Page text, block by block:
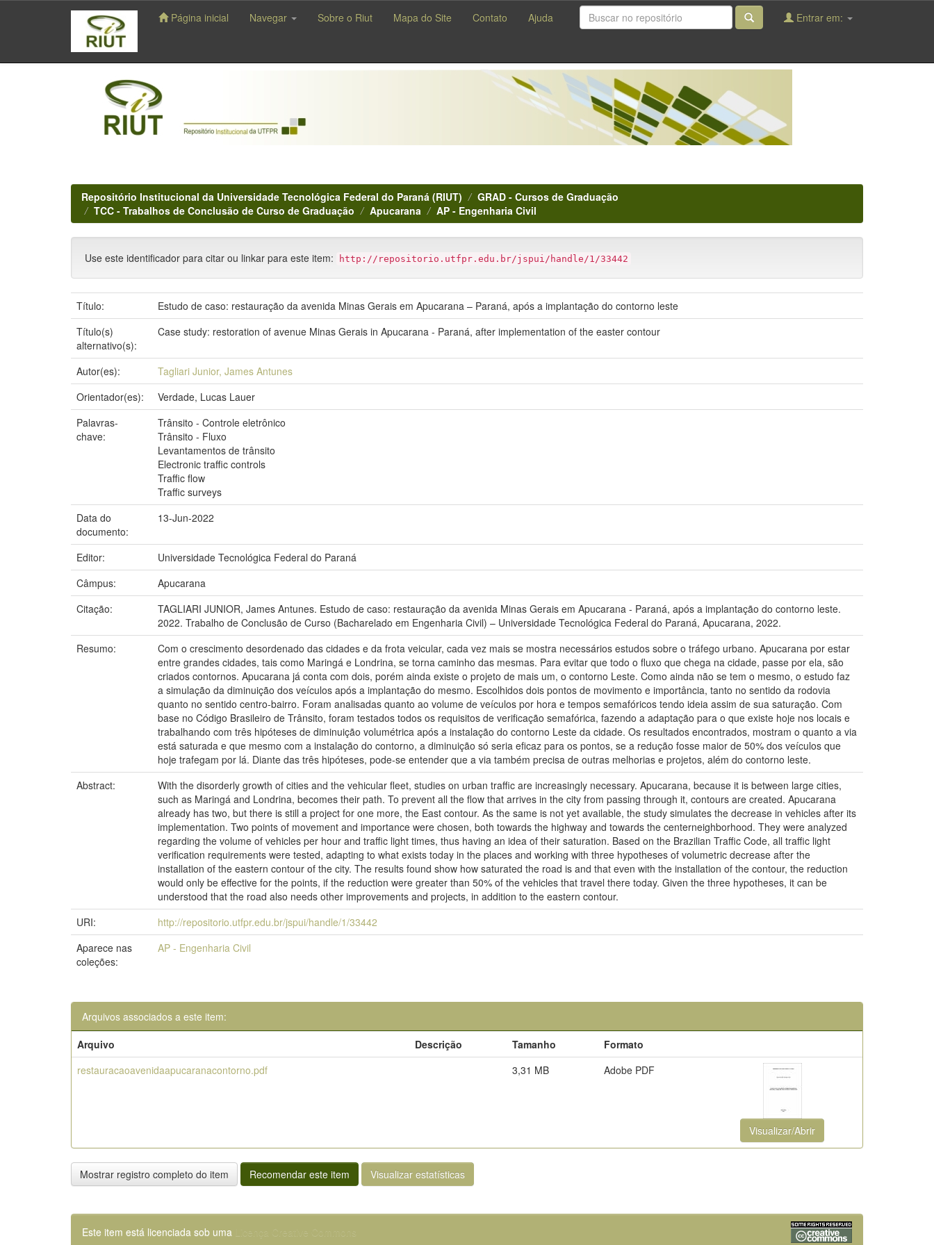
navigation
Página inicial Navegar Sobre o Riut Mapa do Site Contato Ajuda Entrar em:
Repositório Institucional da Universidade Tecnológica Federal do Paraná (RIUT)
GRAD - Cursos de Graduação
TCC - Trabalhos de Conclusão de Curso de Graduação
Apucarana AP - Engenharia Civil
Use este identificador para citar ou linkar para este item: http://repositorio.utfpr.edu.br/jspui/handle/1/33442
Título:
Estudo de caso: restauração da avenida Minas Gerais em Apucarana – Paraná, após a implantação do contorno leste
Título(s)
alternativo(s):
Case study: restoration of avenue Minas Gerais in Apucarana - Paraná, after implementation of the easter contour
Autor(es):
Tagliari Junior, James Antunes
Orientador(es):
Verdade, Lucas Lauer
Palavras-
chave:
Trânsito - Controle eletrônico
Trânsito - Fluxo
Levantamentos de trânsito
Electronic traffic controls
Traffic flow
Traffic surveys
Data do
documento:
13-Jun-2022
Editor:
Universidade Tecnológica Federal do Paraná
Câmpus:
Apucarana
Citação:
TAGLIARI JUNIOR, James Antunes. Estudo de caso: restauração da avenida Minas Gerais em Apucarana - Paraná, após a implantação do contorno leste.
2022. Trabalho de Conclusão de Curso (Bacharelado em Engenharia Civil) – Universidade Tecnológica Federal do Paraná, Apucarana, 2022.
Resumo:
Com o crescimento desordenado das cidades e da frota veicular, cada vez mais se mostra necessários estudos sobre o tráfego urbano. Apucarana por estar
entre grandes cidades, tais como Maringá e Londrina, se torna caminho das mesmas. Para evitar que todo o fluxo que chega na cidade, passe por ela, são
criados contornos. Apucarana já conta com dois, porém ainda existe o projeto de mais um, o contorno Leste. Como ainda não se tem o mesmo, o estudo faz
a simulação da diminuição dos veículos após a implantação do mesmo. Escolhidos dois pontos de movimento e importância, tanto no sentido da rodovia
quanto no sentido centro-bairro. Foram analisadas quanto ao volume de veículos por hora e tempos semafóricos tendo ideia assim de sua saturação. Com
base no Código Brasileiro de Trânsito, foram testados todos os requisitos de verificação semafórica, fazendo a adaptação para o que existe hoje nos locais e
trabalhando com três hipóteses de diminuição volumétrica após a instalação do contorno Leste da cidade. Os resultados encontrados, mostram o quanto a via
está saturada e que mesmo com a instalação do contorno, a diminuição só seria eficaz para os pontos, se a redução fosse maior de 50% dos veículos que
hoje trafegam por lá. Diante das três hipóteses, pode-se entender que a via também precisa de outras melhorias e projetos, além do contorno leste.
Abstract:
With the disorderly growth of cities and the vehicular fleet, studies on urban traffic are increasingly necessary. Apucarana, because it is between large cities,
such as Maringá and Londrina, becomes their path. To prevent all the flow that arrives in the city from passing through it, contours are created. Apucarana
already has two, but there is still a project for one more, the East contour. As the same is not yet available, the study simulates the decrease in vehicles after its
implementation. Two points of movement and importance were chosen, both towards the highway and towards the center­neighborhood. They were analyzed
regarding the volume of vehicles per hour and traffic light times, thus having an idea of their saturation. Based on the Brazilian Traffic Code, all traffic light
verification requirements were tested, adapting to what exists today in the places and working with three hypotheses of volumetric decrease after the
installation of the eastern contour of the city. The results found show how saturated the road is and that even with the installation of the contour, the reduction
would only be effective for the points, if the reduction were greater than 50% of the vehicles that travel there today. Given the three hypotheses, it can be
understood that the road also needs other improvements and projects, in addition to the eastern contour.
URI:
http://repositorio.utfpr.edu.br/jspui/handle/1/33442
Aparece nas
coleções:
AP - Engenharia Civil
Arquivos associados a este item:
Arquivo
Descrição Tamanho
Formato
restauracaoavenidaapucaranacontorno.pdf
3,31 MB Adobe PDF
Visualizar/Abrir
Mostrar registro completo do item Recomendar este item Visualizar estatísticas
Este item está licenciada sob uma Licença Creative Commons